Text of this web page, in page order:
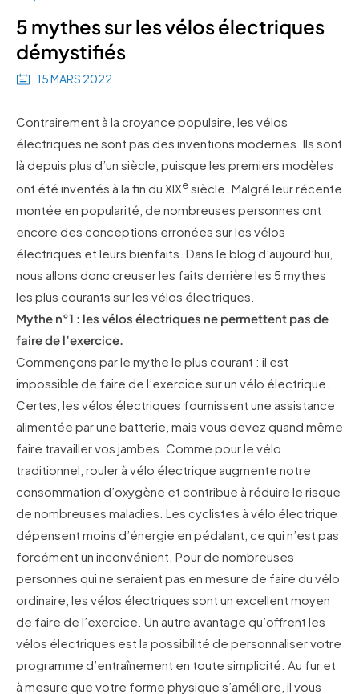
5 mythes sur les vélos électriques
démystifiés
15 MARS 2022
Contrairement à la croyance populaire, les vélos
électriques ne sont pas des inventions modernes. Ils sont
là depuis plus d’un siècle, puisque les premiers modèles
ont été inventés à la fin du XIXesiècle. Malgré leur récente
montée en popularité, de nombreuses personnes ont
encore des conceptions erronées sur les vélos
électriques et leurs bienfaits. Dans le blog d’aujourd’hui,
nous allons donc creuser les faits derrière les 5 mythes
les plus courants sur les vélos électriques.
Mythe n°1 : les vélos électriques ne permettent pas de
faire de l’exercice.
Commençons par le mythe le plus courant : il est
impossible de faire de l’exercice sur un vélo électrique.
Certes, les vélos électriques fournissent une assistance
alimentée par une batterie, mais vous devez quand même
faire travailler vos jambes. Comme pour le vélo
traditionnel, rouler à vélo électrique augmente notre
consommation d’oxygène et contribue à réduire le risque
de nombreuses maladies. Les cyclistes à vélo électrique
dépensent moins d’énergie en pédalant, ce qui n’est pas
forcément un inconvénient. Pour de nombreuses
personnes qui ne seraient pas en mesure de faire du vélo
ordinaire, les vélos électriques sont un excellent moyen
de faire de l’exercice. Un autre avantage qu’offrent les
vélos électriques est la possibilité de personnaliser votre
programme d’entraînement en toute simplicité. Au fur et
à mesure que votre forme physique s’améliore, il vous